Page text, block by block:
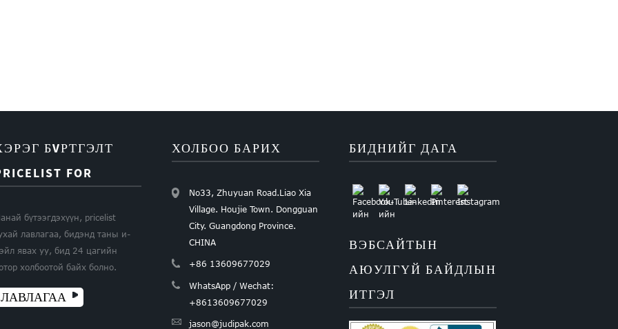
БVРТГЭЛТ
FOR
бүтээгдэхүүн, pricelist
лавлагаа, бидэнд таны и-
явах уу, бид 24 цагийн
холбоотой байх болно.
ЛАВЛАГАА
ХОЛБОО БАРИХ
No33, Zhuyuan Road.Liao Xia
Village. Houjie Town. Dongguan
City. Guangdong Province.
CHINA
+86 13609677029
WhatsApp / Wechat:
+8613609677029
jason@judipak.com
БИДНИЙГ ДАГА
ВЭБСАЙТЫН
АЮУЛГҮЙ БАЙДЛЫН
ИТГЭЛ